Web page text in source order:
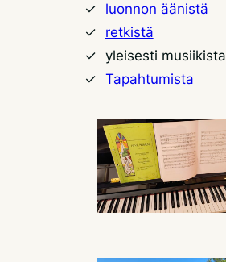
luonnon äänistä
retkistä
yleisesti musiikista
Tapahtumista